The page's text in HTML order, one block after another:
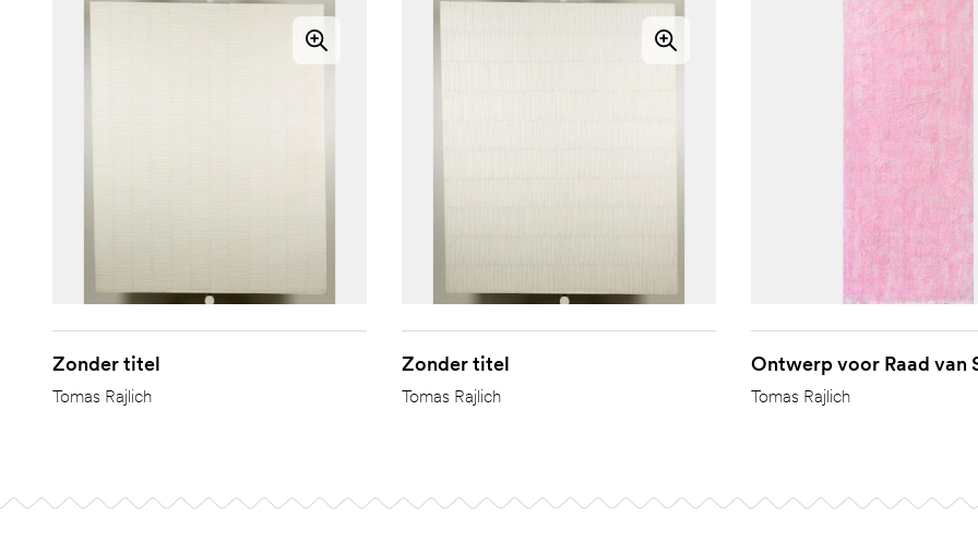
Zonder titel
Tomas Rajlich
Zonder titel
Tomas Rajlich
Ontwerp voor Raad van
Tomas Rajlich